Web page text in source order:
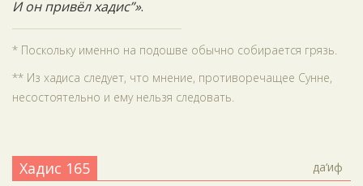
И он привёл хадис”».
* Поскольку именно на подошве обычно собирается грязь.
** Из хадиса следует, что мнение, противоречащее Сунне,
несостоятельно и ему нельзя следовать.
Хадис 165 да‘иф